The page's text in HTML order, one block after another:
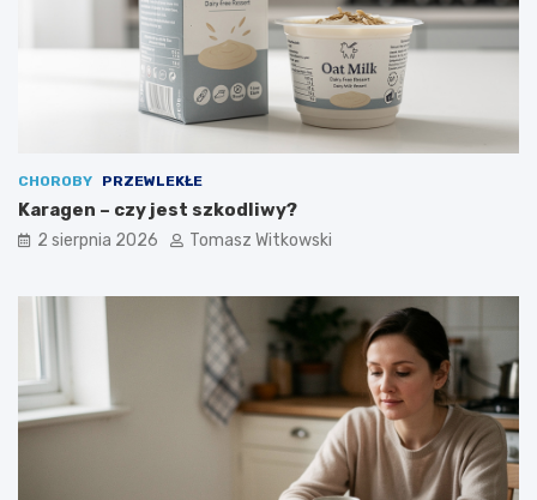
CHOROBY PRZEWLEKŁE
Karagen – czy jest szkodliwy?
2 sierpnia 2026 Tomasz Witkowski